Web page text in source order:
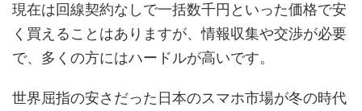
現在は回線契約なしで一括数千円といった価格で安
く買えることはありますが、情報収集や交渉が必要
で、多くの方にはハードルが高いです。
世界屈指の安さだった日本のスマホ市場が冬の時代